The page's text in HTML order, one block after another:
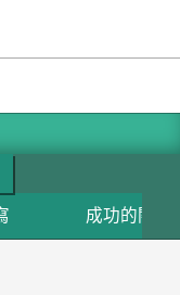
成功的關鍵在於